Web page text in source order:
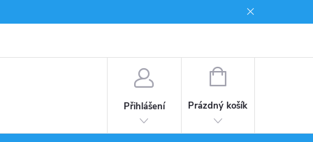
Přihlášení
NÁKUPNÍ
Prázdný košík